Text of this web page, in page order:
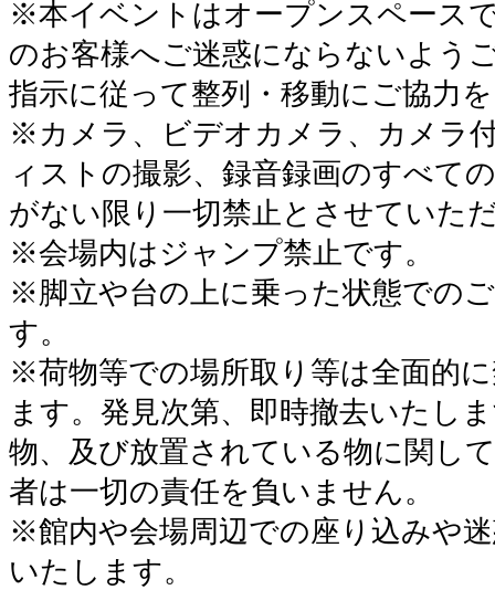
※本イベントはオープンスペース
のお客様へご迷惑にならないよう
指示に従って整列・移動にご協力
※カメラ、ビデオカメラ、カメラ
ィストの撮影、録音録画のすべて
がない限り一切禁止とさせていた
※会場内はジャンプ禁止です。
※脚立や台の上に乗った状態での
す。
※荷物等での場所取り等は全面的
ます。発見次第、即時撤去いたし
物、及び放置されている物に関し
者は一切の責任を負いません。
※館内や会場周辺での座り込みや
いたします。